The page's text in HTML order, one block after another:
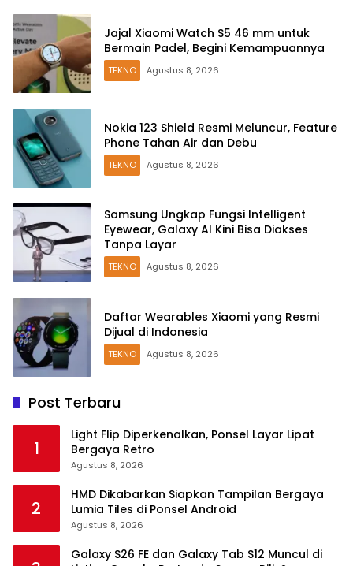
Jajal Xiaomi Watch S5 46 mm untuk
Bermain Padel, Begini Kemampuannya
TEKNO Agustus 8, 2026
Nokia 123 Shield Resmi Meluncur, Feature
Phone Tahan Air dan Debu
TEKNO Agustus 8, 2026
Samsung Ungkap Fungsi Intelligent
Eyewear, Galaxy AI Kini Bisa Diakses
Tanpa Layar
TEKNO Agustus 8, 2026
Daftar Wearables Xiaomi yang Resmi
Dijual di Indonesia
TEKNO Agustus 8, 2026
Post Terbaru
1
Light Flip Diperkenalkan, Ponsel Layar Lipat
Bergaya Retro
Agustus 8, 2026
2
HMD Dikabarkan Siapkan Tampilan Bergaya
Lumia Tiles di Ponsel Android
Agustus 8, 2026
Galaxy S26 FE dan Galaxy Tab S12 Muncul di